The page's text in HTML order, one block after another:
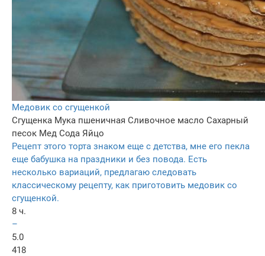
Медовик со сгущенкой
Сгущенка Мука пшеничная Сливочное масло Сахарный
песок Мед Сода Яйцо
Рецепт этого торта знаком еще с детства, мне его пекла
еще бабушка на праздники и без повода. Есть
несколько вариаций, предлагаю следовать
классическому рецепту, как приготовить медовик со
сгущенкой.
8 ч.
–
5.0
418